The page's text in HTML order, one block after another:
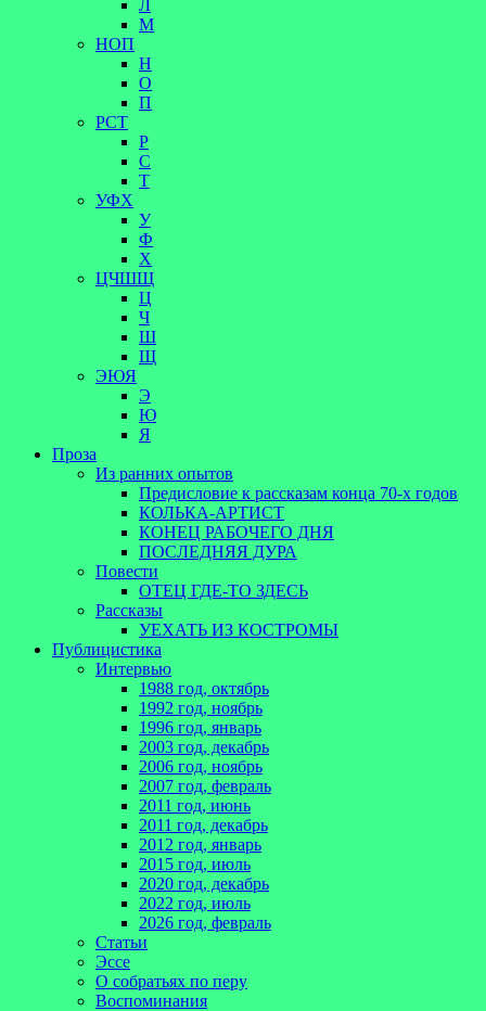
Л
М
НОП
Н
О
П
РСТ
Р
С
Т
УФХ
У
Ф
Х
ЦЧШЩ
Ц
Ч
Ш
Щ
ЭЮЯ
Э
Ю
Я
Проза
Из ранних опытов
Предисловие к рассказам конца 70-х годов
КОЛЬКА-АРТИСТ
КОНЕЦ РАБОЧЕГО ДНЯ
ПОСЛЕДНЯЯ ДУРА
Повести
ОТЕЦ ГДЕ-ТО ЗДЕСЬ
Рассказы
УЕХАТЬ ИЗ КОСТРОМЫ
Публицистика
Интервью
1988 год, октябрь
1992 год, ноябрь
1996 год, январь
2003 год, декабрь
2006 год, ноябрь
2007 год, февраль
2011 год, июнь
2011 год, декабрь
2012 год, январь
2015 год, июль
2020 год, декабрь
2022 год, июль
2026 год, февраль
Статьи
Эссе
О собратьях по перу
Воспоминания